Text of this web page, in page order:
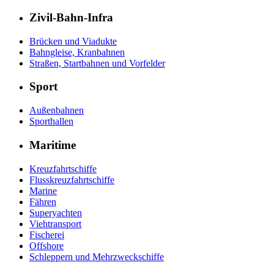
Zivil-Bahn-Infra
Brücken und Viadukte
Bahngleise, Kranbahnen
Straßen, Startbahnen und Vorfelder
Sport
Außenbahnen
Sporthallen
Maritime
Kreuzfahrtschiffe
Flusskreuzfahrtschiffe
Marine
Fähren
Superyachten
Viehtransport
Fischerei
Offshore
Schleppern und Mehrzweckschiffe